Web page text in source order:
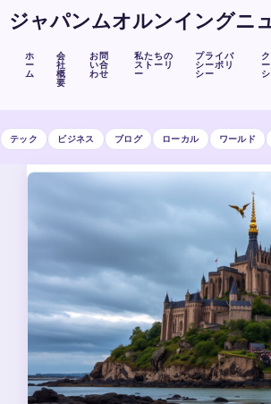
ジャパンムオルンイングニ
ホ
ー
ム
会
社
概
要
お問
い合
わせ
私たちの
ストーリ
ー
プライバ
シーポリ
シー
テック ビジネス ブログ ローカル ワールド